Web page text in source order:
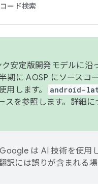
ード検索
安定版開発モデルに沿
期に AOSP にソースコ
用します。 android-
スを参照します。詳細に
Google は AI 技術を使用
訳には誤りが含まれる場